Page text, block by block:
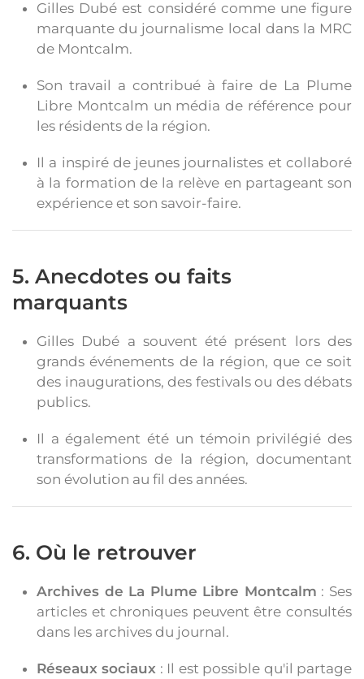
Gilles Dubé est considéré comme une figure
marquante du journalisme local dans la MRC
de Montcalm.
Son travail a contribué à faire de La Plume
Libre Montcalm un média de référence pour
les résidents de la région.
Il a inspiré de jeunes journalistes et collaboré
à la formation de la relève en partageant son
expérience et son savoir-faire.
5. Anecdotes ou faits
marquants
Gilles Dubé a souvent été présent lors des
grands événements de la région, que ce soit
des inaugurations, des festivals ou des débats
publics.
Il a également été un témoin privilégié des
transformations de la région, documentant
son évolution au fil des années.
6. Où le retrouver
Archives de La Plume Libre Montcalm : Ses
articles et chroniques peuvent être consultés
dans les archives du journal.
Réseaux sociaux : Il est possible qu'il partage